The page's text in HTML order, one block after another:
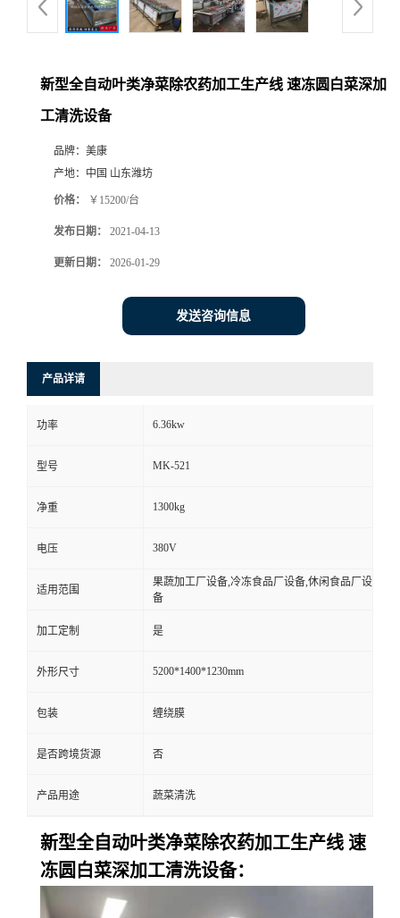
新型全自动叶类净菜除农药加工生产线 速冻圆白菜深加
工清洗设备
品牌： 美康
产地： 中国 山东潍坊
价格： ￥15200/台
发布日期： 2021-04-13
更新日期： 2026-01-29
发送咨询信息
产品详请
功率 6.36kw
型号 MK-521
净重 1300kg
电压 380V
适用范围
果蔬加工厂设备,冷冻食品厂设备,休闲食品厂设
备
加工定制 是
外形尺寸 5200*1400*1230mm
包装 缠绕膜
是否跨境货源 否
产品用途 蔬菜清洗
新型全自动叶类净菜除农药加工生产线 速
冻圆白菜深加工清洗设备：